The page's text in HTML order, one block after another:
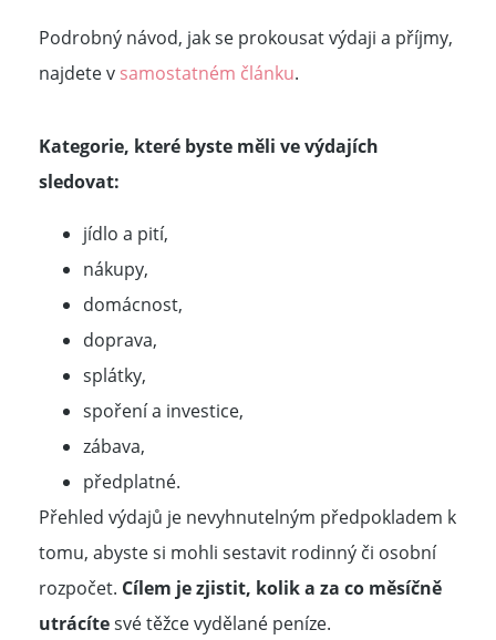
Podrobný návod, jak se prokousat výdaji a příjmy,
najdete v samostatném článku.
Kategorie, které byste měli ve výdajích
sledovat:
jídlo a pití,
nákupy,
domácnost,
doprava,
splátky,
spoření a investice,
zábava,
předplatné.
Přehled výdajů je nevyhnutelným předpokladem k
tomu, abyste si mohli sestavit rodinný či osobní
rozpočet. Cílem je zjistit, kolik a za co měsíčně
utrácítesvé těžce vydělané peníze.